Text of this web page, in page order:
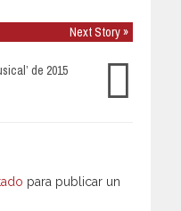
Next Story »
de 2015
para publicar un